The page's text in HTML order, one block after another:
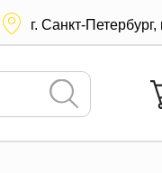
г. Санкт-